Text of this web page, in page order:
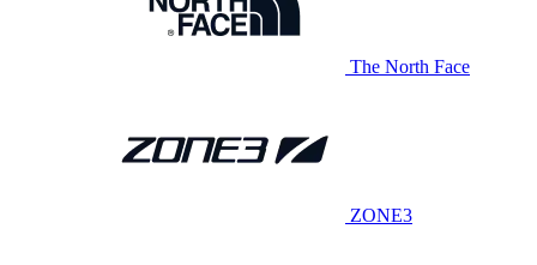
The North Face
ZONE3